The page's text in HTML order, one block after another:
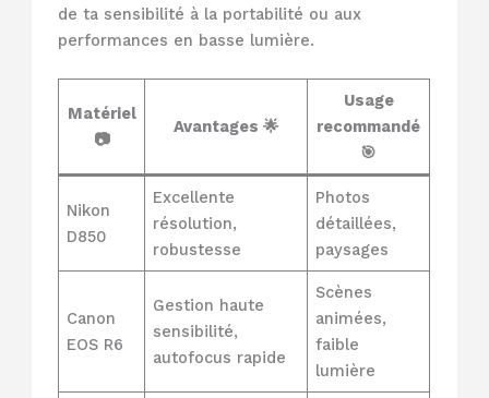
de ta sensibilité à la portabilité ou aux
performances en basse lumière.
Matériel
📷
Avantages 🌟
Usage
recommandé
🎯
Nikon
D850
Excellente
résolution,
robustesse
Photos
détaillées,
paysages
Canon
EOS R6
Gestion haute
sensibilité,
autofocus rapide
Scènes
animées,
faible
lumière